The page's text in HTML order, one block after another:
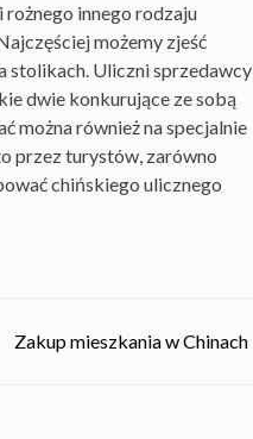
innego rodzaju
możemy zjeść
stolikach. Uliczni sprzedawcy
dwie konkurujące ze sobą
można również na specjalnie
przez turystów, zarówno
chińskiego ulicznego
Zakup mieszkania w Chinach